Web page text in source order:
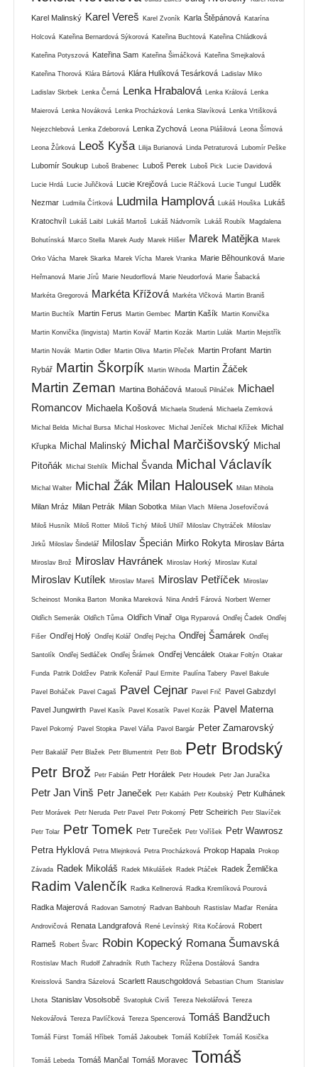
Karel Malinský Karel Vereš Karel Zvoník Karla Štěpánová Katarína
Holcová Kateřina Bernardová Sýkorová Kateřina Buchtová Kateřina Chládková
Kateřina Potyszová Kateřina Sam Kateřina Šimáčková Kateřina Smejkalová
Kateřina Thorová Klára Bártová Klára Hulíková Tesárková Ladislav Miko
Ladislav Skrbek Lenka Černá Lenka Hrabalová Lenka Králová Lenka
Maierová Lenka Nováková Lenka Procházková Lenka Slavíková Lenka Vrtišková
Nejezchlebová Lenka Zdeborová Lenka Zychová Leona Plášilová Leona Šímová
Leona Žůrková Leoš Kyša Lilija Burianová Linda Petraturová Lubomír Peške
Lubomír Soukup Luboš Brabenec Luboš Perek Luboš Pick Lucie Davidová
Lucie Hrdá Lucie Juřičková Lucie Krejčová Lucie Ráčková Lucie Tungul Luděk
Nezmar Ludmila Čírtková Ludmila Hamplová Lukáš Houška Lukáš
Kratochvíl Lukáš Laibl Lukáš Martoš Lukáš Nádvorník Lukáš Roubík Magdalena
Bohutínská Marco Stella Marek Audy Marek Hilšer Marek Matějka Marek
Orko Vácha Marek Skarka Marek Vícha Marek Vranka Marie Běhounková Marie
Heřmanová Marie Jírů Marie Neudorflová Marie Neudorfová Marie Šabacká
Markéta Gregorová Markéta Křížová Markéta Vlčková Martin Braniš
Martin Buchtík Martin Ferus Martin Gembec Martin Kašík Martin Konvička
Martin Konvička (lingvista) Martin Kovář Martin Kozák Martin Lulák Martin Mejstřík
Martin Novák Martin Odler Martin Oliva Martin Přeček Martin Profant Martin
Rybář Martin Škorpík Martin Wihoda Martin Žáček
Martin Zeman Martina Boháčová Matouš Pilnáček
Michael
Romancov Michaela Košová Michaela Studená Michaela Zemková
Michal Belda Michal Bursa Michal Hoskovec Michal Jeníček Michal Křížek Michal
Křupka Michal Malinský Michal Marčišovský Michal
Pitoňák
Michal Stehlík Michal Švanda Michal Václavík
Michal Walter Michal Žák Milan Halousek Milan Mihola
Milan Mráz Milan Petrák Milan Sobotka Milan Vlach Milena Josefovičová
Miloš Husník Miloš Rotter Miloš Tichý Miloš Uhlíř Miloslav Chytráček Miloslav
Jirků Miloslav Šindelář Miloslav Špecián Mirko Rokyta Miroslav Bárta
Miroslav Brož Miroslav Havránek Miroslav Horký Miroslav Kutal
Miroslav Kutílek Miroslav Mareš Miroslav Petříček Miroslav
Scheinost Monika Barton Monika Mareková Nina Andrš Fárová Norbert Werner
Oldřich Semerák Oldřich Tůma Oldřich Vinař Olga Ryparová Ondřej Čadek Ondřej
Fišer Ondřej Holý Ondřej Kolář Ondřej Pejcha Ondřej Šamárek Ondřej
Santolík Ondřej Sedláček Ondřej Šrámek Ondřej Vencálek Otakar Foltýn Otakar
Funda Patrik Doldžev Patrik Kořenář Paul Ermite Paulína Tabery Pavel Bakule
Pavel Boháček Pavel Cagaš Pavel Cejnar Pavel Frič Pavel Gabzdyl
Pavel Jungwirth Pavel Kasík Pavel Kosatík Pavel Kozák Pavel Materna
Pavel Pokorný Pavel Stopka Pavel Váňa Pavol Bargár Peter Zamarovský
Petr Bakalář Petr Blažek Petr Blumentrit Petr Bob Petr Brodský
Petr Brož Petr Fabián Petr Horálek Petr Houdek Petr Jan Juračka
Petr Jan Vinš Petr Janeček Petr Kabáth Petr Koubský Petr Kulhánek
Petr Morávek Petr Neruda Petr Pavel Petr Pokorný Petr Scheirich Petr Slavíček
Petr Tolar Petr Tomek Petr Tureček Petr Voříšek
Petr Wawrosz
Petra Hyklová Petra Mlejnková Petra Procházková Prokop Hapala Prokop
Závada Radek Mikoláš Radek Mikulášek Radek Ptáček Radek Žemlička
Radim Valenčík Radka Kellnerová Radka Kremlíková Pourová
Radka Majerová Radovan Samotný Radvan Bahbouh Rastislav Maďar Renáta
Androvičová Renata Landgrafová René Levínský Rita Kočárová Robert
Rameš Robert Švarc Robin Kopecký Romana Šumavská
Rostislav Mach Rudolf Zahradník Ruth Tachezy Růžena Dostálová Sandra
Kreisslová Sandra Sázelová Scarlett Rauschgoldová Sebastian Chum Stanislav
Lhota Stanislav Vosolsobě Svatopluk Civiš Tereza Nekolářová Tereza
Nekovářová Tereza Pavlíčková Tereza Spencerová Tomáš Bandžuch
Tomáš Fürst Tomáš Hříbek Tomáš Jakoubek Tomáš Koblížek Tomáš Kosička
Tomáš Lebeda Tomáš Mančal Tomáš Moravec Tomáš